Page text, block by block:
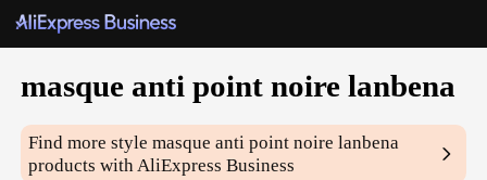
masque anti point noire lanbena
Find more stylemasque anti point noire lanbena
products with AliExpress Business